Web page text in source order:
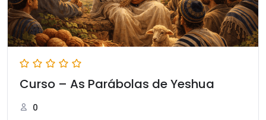
Curso – As Parábolas de Yeshua
0